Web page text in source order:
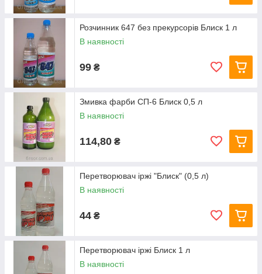
Розчинник 647 без прекурсорів Блиск 1 л
В наявності
99 ₴
Змивка фарби СП-6 Блиск 0,5 л
В наявності
114,80 ₴
Перетворювач іржі "Блиск" (0,5 л)
В наявності
44 ₴
Перетворювач іржі Блиск 1 л
В наявності